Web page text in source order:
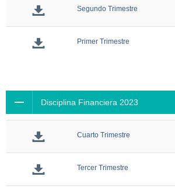
Segundo Trimestre
Primer Trimestre
Disciplina Financiera 2023
Cuarto Trimestre
Tercer Trimestre